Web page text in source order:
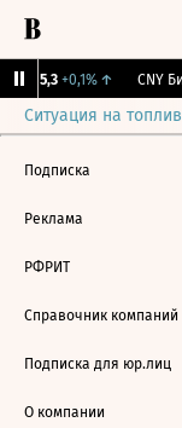
115,3 +0,1%↑ CNY
Ситуация на
Подписка
Реклама
РФРИТ
Справочник компаний
Подписка для юр.лиц
О компании